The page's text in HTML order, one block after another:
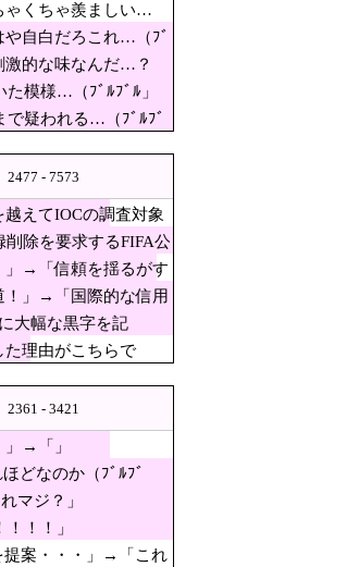
くちゃ羨まし
人らを排除す
国の両方に失
特定につながらない
ゃくちゃ羨ましい…
自白だろこれ…（ﾌﾞ
的な味なんだ…？
模様…（ﾌﾞﾙﾌﾞﾙ」
で疑われる…（ﾌﾞﾙﾌﾞ
2477 - 7573
えてIOCの調査対象
除を要求するFIFA公
」→「信頼を揺るがす
！」→「国際的な信用
大幅な黒字を記
理由がこちらで
2361 - 3421
」→「」
どなのか（ﾌﾞﾙﾌﾞ
マジ？」
！！」
提案・・・」→「これ